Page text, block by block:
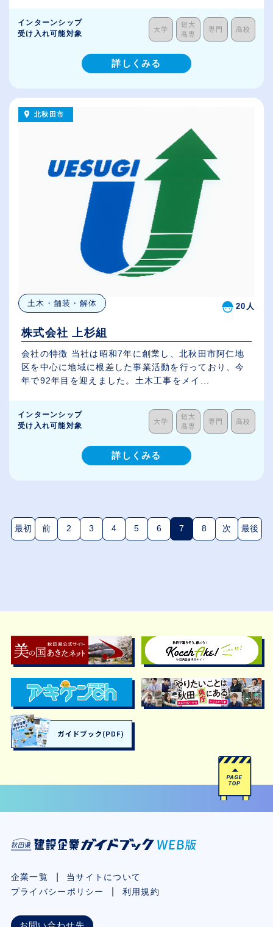
インターンシップ
受け入れ可能対象
大学
短大
高専
専門 高校
詳しくみる
北秋田市
土木・舗装・解体 20人
株式会社 上杉組
会社の特徴 当社は昭和7年に創業し、北秋田市阿仁地
区を中心に地域に根差した事業活動を行っており、今
年で92年目を迎えました。土木工事をメイ...
インターンシップ
受け入れ可能対象
大学
短大
高専
専門 高校
詳しくみる
最初 前 2 3 4 5 6 7(現在のページ)
8 次 最後
企業一覧
当サイトについて
プライバシーポリシー
利用規約